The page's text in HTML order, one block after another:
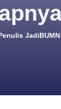
JadiBUMN